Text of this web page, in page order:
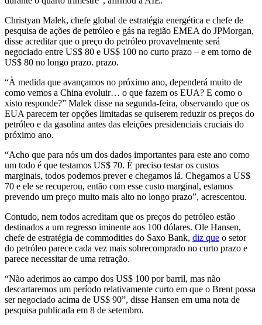
Christyan Malek, chefe global de estratégia energética e chefe de
pesquisa de ações de petróleo e gás na região EMEA do JPMorgan,
disse acreditar que o preço do petróleo provavelmente será
negociado entre US$ 80 e US$ 100 no curto prazo – e em torno de
US$ 80 no longo prazo. prazo.
“À medida que avançamos no próximo ano, dependerá muito de
como vemos a China evoluir… o que fazem os EUA? E como o
xisto responde?” Malek disse na segunda-feira, observando que os
EUA parecem ter opções limitadas se quiserem reduzir os preços do
petróleo e da gasolina antes das eleições presidenciais cruciais do
próximo ano.
“Acho que para nós um dos dados importantes para este ano como
um todo é que testamos US$ 70. É preciso testar os custos
marginais, todos podemos prever e chegamos lá. Chegamos a US$
70 e ele se recuperou, então com esse custo marginal, estamos
prevendo um preço muito mais alto no longo prazo”, acrescentou.
Contudo, nem todos acreditam que os preços do petróleo estão
destinados a um regresso iminente aos 100 dólares. Ole Hansen,
chefe de estratégia de commodities do Saxo Bank, diz que o setor
do petróleo parece cada vez mais sobrecomprado no curto prazo e
parece necessitar de uma retração.
“Não aderimos ao campo dos US$ 100 por barril, mas não
descartaremos um período relativamente curto em que o Brent possa
ser negociado acima de US$ 90”, disse Hansen em uma nota de
pesquisa publicada em 8 de setembro.